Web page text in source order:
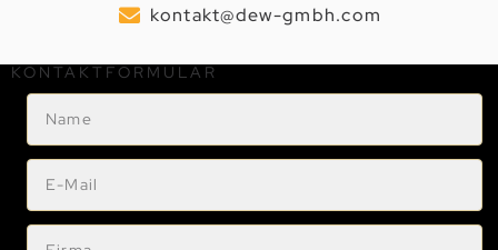
kontakt@dew-gmbh.com
KONTAKTFORMULAR